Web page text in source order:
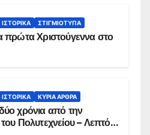
ΙΣΤΟΡΙΚΆ ΣΤΙΓΜΙΌΤΥΠΑ
πρώτα Χριστούγεννα στο
ΙΣΤΟΡΙΚΆ ΚΥΡΙΑ ΑΡΘΡΑ
χρόνια από την
Πολυτεχνείου – Λεπτό